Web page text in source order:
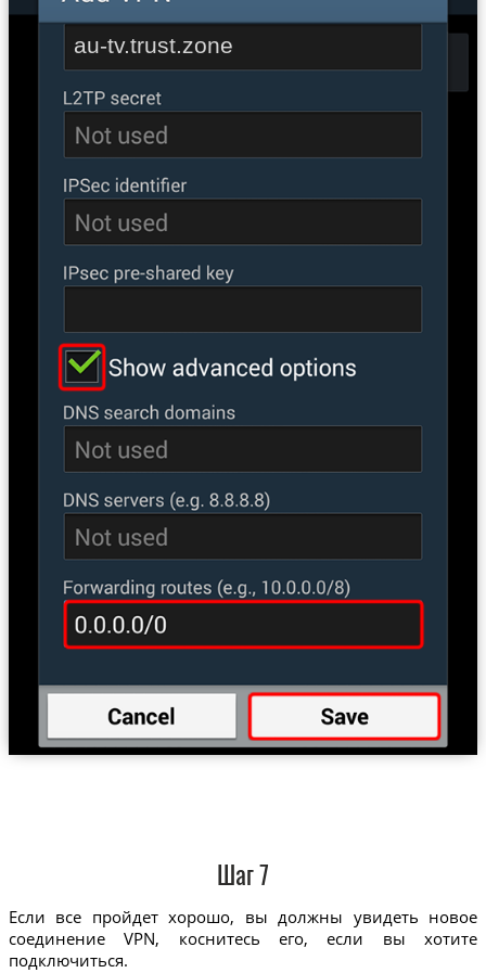
au-tv.trust.zone
Шаг 7
Если все пройдет хорошо, вы должны увидеть новое
соединение VPN, коснитесь его, если вы хотите
подключиться.